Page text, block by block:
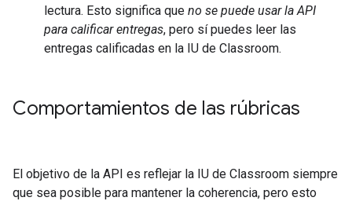
lectura. Esto significa que no se puede usar la API
para calificar entregas, pero sí puedes leer las
entregas calificadas en la IU de Classroom.
Comportamientos de las rúbricas
El objetivo de la API es reflejar la IU de Classroom siempre
que sea posible para mantener la coherencia, pero esto